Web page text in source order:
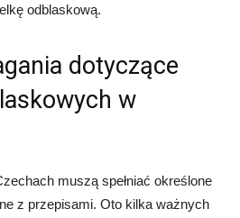
odblaskową.
dotyczące
w
muszą spełniać określone
z przepisami. Oto kilka ważnych